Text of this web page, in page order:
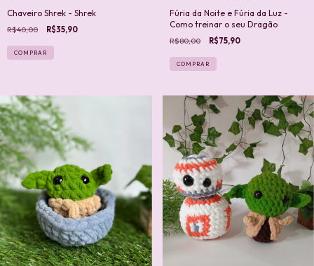
Chaveiro Shrek - Shrek
R$40,00 R$35,90
Fúria da Noite e Fúria da Luz -
Como treinar o seu Dragão
R$80,00 R$75,90
COMPRAR